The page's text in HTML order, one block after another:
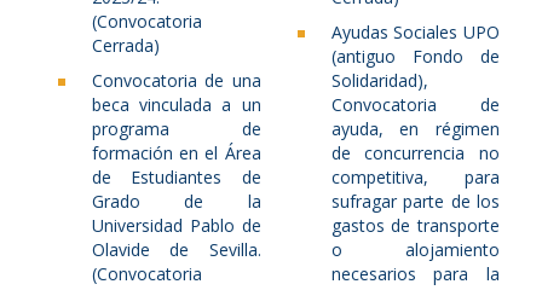
(Convocatoria
Cerrada)
Convocatoria de una
beca vinculada a un
programa de
formación en el Área
de Estudiantes de
Grado de la
Universidad Pablo de
Olavide de Sevilla.
(Convocatoria
Ayudas Sociales UPO
(antiguo Fondo de
Solidaridad),
Convocatoria de
ayuda, en régimen
de concurrencia no
competitiva, para
sufragar parte de los
gastos de transporte
o alojamiento
necesarios para la